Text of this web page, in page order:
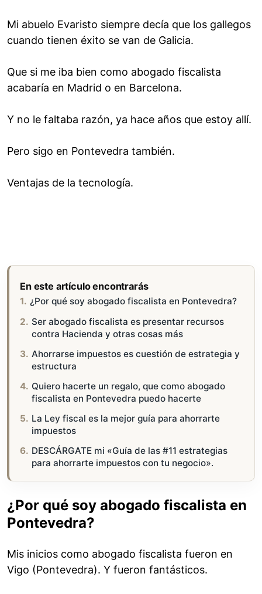
Mi abuelo Evaristo siempre decía que los gallegos
cuando tienen éxito se van de Galicia.
Que si me iba bien como abogado fiscalista
acabaría en Madrid o en Barcelona.
Y no le faltaba razón, ya hace años que estoy allí.
Pero sigo en Pontevedra también.
Ventajas de la tecnología.
En este artículo encontrarás
¿Por qué soy abogado fiscalista en Pontevedra?
Ser abogado fiscalista es presentar recursos
contra Hacienda y otras cosas más
Ahorrarse impuestos es cuestión de estrategia y
estructura
Quiero hacerte un regalo, que como abogado
fiscalista en Pontevedra puedo hacerte
La Ley fiscal es la mejor guía para ahorrarte
impuestos
DESCÁRGATE mi «Guía de las #11 estrategias
para ahorrarte impuestos con tu negocio».
¿Por qué soy abogado fiscalista en
Pontevedra?
Mis inicios como abogado fiscalista fueron en
Vigo (Pontevedra). Y fueron fantásticos.